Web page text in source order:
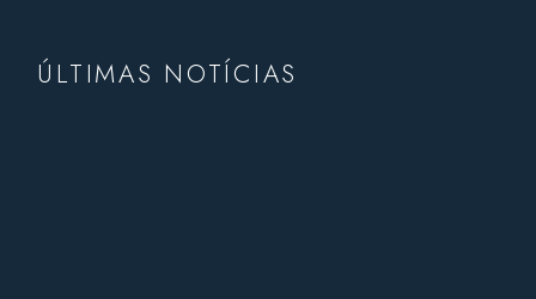
ÚLTIMAS NOTÍCIAS